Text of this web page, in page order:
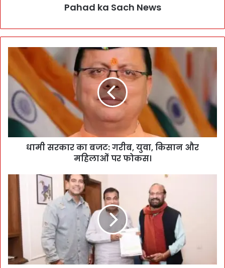
Pahad ka Sach News
धामी सरकार का बजट: गरीब, युवा, किसान और
महिलाओं पर फोकस।